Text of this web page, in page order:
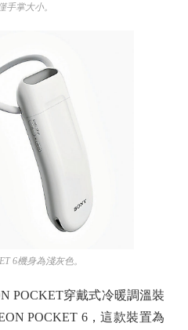
手掌大小。
6機身為淺灰色。
穿戴式冷暖調溫裝
POCKET 6，這款裝置為